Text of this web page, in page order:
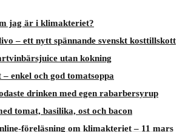
jag är i klimakteriet?
– ett nytt spännande svenskt kosttillskott
utan kokning
enkel och god tomatsoppa
drinken med egen rabarbersyrup
tomat, basilika, ost och bacon
föreläsning om klimakteriet – 11 mars